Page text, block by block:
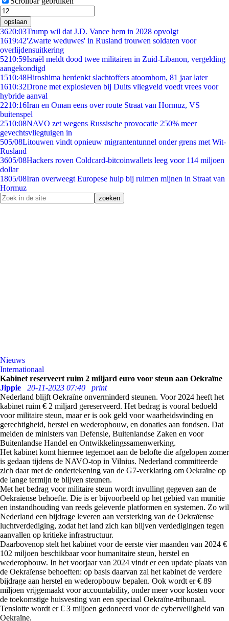
opslaan
3620:03Trump wil dat J.D. Vance hem in 2028 opvolgt
1619:42'Zwarte weduwes' in Rusland trouwen soldaten voor
overlijdensuitkering
5210:59Israël meldt dood twee militairen in Zuid-Libanon, vergelding
aangekondigd
1510:48Hiroshima herdenkt slachtoffers atoombom, 81 jaar later
1610:32Drone met explosieven bij Duits vliegveld voedt vrees voor
hybride aanval
2210:16Iran en Oman eens over route Straat van Hormuz, VS
buitenspel
2510:08NAVO zet wegens Russische provocatie 250% meer
gevechtsvliegtuigen in
505/08Litouwen vindt opnieuw migrantentunnel onder grens met Wit-
Rusland
3605/08Hackers roven Coldcard-bitcoinwallets leeg voor 114 miljoen
dollar
1805/08Iran overweegt Europese hulp bij ruimen mijnen in Straat van
Hormuz
Nieuws
Internationaal
Kabinet reserveert ruim 2 miljard euro voor steun aan Oekraïne
Jippie
20-11-2023 07:40
print
Nederland blijft Oekraïne onverminderd steunen. Voor 2024 heeft het
kabinet ruim € 2 miljard gereserveerd. Het bedrag is vooral bedoeld
voor militaire steun, maar er is ook geld voor waarheidsvinding en
gerechtigheid, herstel en wederopbouw, en donaties aan fondsen. Dat
melden de ministers van Defensie, Buitenlandse Zaken en voor
Buitenlandse Handel en Ontwikkelingssamenwerking.
Het kabinet komt hiermee tegemoet aan de belofte die afgelopen zomer
is gedaan tijdens de NAVO-top in Vilnius. Nederland committeerde
zich daar met de ondertekening van de G7-verklaring om Oekraïne op
de lange termijn te blijven steunen.
Met het bedrag voor militaire steun wordt invulling gegeven aan de
Oekraïense behoefte. Die is er bijvoorbeeld op het gebied van munitie
en instandhouding van reeds geleverde platformen en systemen. Zo wil
Nederland een bijdrage leveren aan versterking van de Oekraïense
luchtverdediging, zodat het land zich kan blijven verdedigingen tegen
aanvallen op kritieke infrastructuur.
Daarbovenop stelt het kabinet voor de eerste vier maanden van 2024 €
102 miljoen beschikbaar voor humanitaire steun, herstel en
wederopbouw. In het voorjaar van 2024 vindt er een update plaats van
de Oekraïense behoeften: op basis daarvan zal het kabinet de verdere
bijdrage aan herstel en wederopbouw bepalen. Ook wordt er € 89
miljoen vrijgemaakt voor accountability, onder meer voor kosten voor
de toekomstige huisvesting van een speciaal Oekraïne-tribunaal.
Tenslotte wordt er € 3 miljoen gedoneerd voor de cyberveiligheid van
Oekraïne.